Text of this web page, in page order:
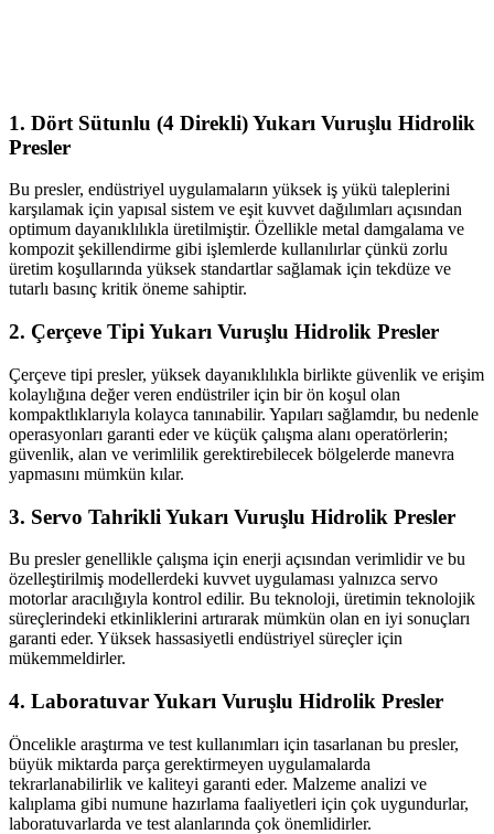
1. Dört Sütunlu (4 Direkli) Yukarı Vuruşlu Hidrolik
Presler
Bu presler, endüstriyel uygulamaların yüksek iş yükü taleplerini
karşılamak için yapısal sistem ve eşit kuvvet dağılımları açısından
optimum dayanıklılıkla üretilmiştir. Özellikle metal damgalama ve
kompozit şekillendirme gibi işlemlerde kullanılırlar çünkü zorlu
üretim koşullarında yüksek standartlar sağlamak için tekdüze ve
tutarlı basınç kritik öneme sahiptir.
2. Çerçeve Tipi Yukarı Vuruşlu Hidrolik Presler
Çerçeve tipi presler, yüksek dayanıklılıkla birlikte güvenlik ve erişim
kolaylığına değer veren endüstriler için bir ön koşul olan
kompaktlıklarıyla kolayca tanınabilir. Yapıları sağlamdır, bu nedenle
operasyonları garanti eder ve küçük çalışma alanı operatörlerin;
güvenlik, alan ve verimlilik gerektirebilecek bölgelerde manevra
yapmasını mümkün kılar.
3. Servo Tahrikli Yukarı Vuruşlu Hidrolik Presler
Bu presler genellikle çalışma için enerji açısından verimlidir ve bu
özelleştirilmiş modellerdeki kuvvet uygulaması yalnızca servo
motorlar aracılığıyla kontrol edilir. Bu teknoloji, üretimin teknolojik
süreçlerindeki etkinliklerini artırarak mümkün olan en iyi sonuçları
garanti eder. Yüksek hassasiyetli endüstriyel süreçler için
mükemmeldirler.
4. Laboratuvar Yukarı Vuruşlu Hidrolik Presler
Öncelikle araştırma ve test kullanımları için tasarlanan bu presler,
büyük miktarda parça gerektirmeyen uygulamalarda
tekrarlanabilirlik ve kaliteyi garanti eder. Malzeme analizi ve
kalıplama gibi numune hazırlama faaliyetleri için çok uygundurlar,
laboratuvarlarda ve test alanlarında çok önemlidirler.